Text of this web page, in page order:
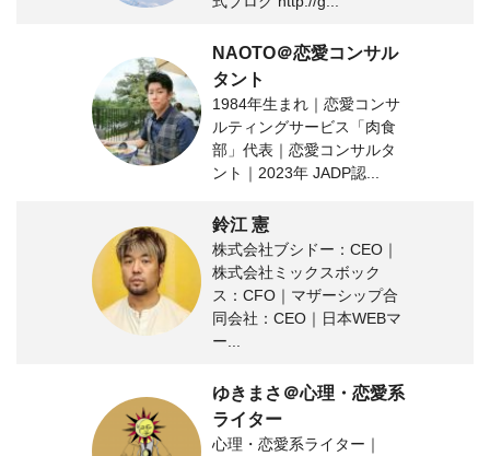
NAOTO＠恋愛コンサル
タント
1984年生まれ｜恋愛コンサ
ルティングサービス「肉食
部」代表｜恋愛コンサルタ
ント｜2023年 JADP認...
鈴江 憲
株式会社ブシドー：CEO｜
株式会社ミックスボック
ス：CFO｜マザーシップ合
同会社：CEO｜日本WEBマ
ー...
ゆきまさ＠心理・恋愛系
ライター
心理・恋愛系ライター｜